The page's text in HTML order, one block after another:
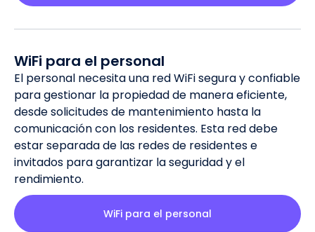
WiFi para el personal
El personal necesita una red WiFi segura y confiable
para gestionar la propiedad de manera eficiente,
desde solicitudes de mantenimiento hasta la
comunicación con los residentes. Esta red debe
estar separada de las redes de residentes e
invitados para garantizar la seguridad y el
rendimiento.
WiFi para el personal